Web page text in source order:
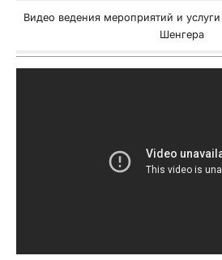
Видео ведения мероприятий и
Шенгера